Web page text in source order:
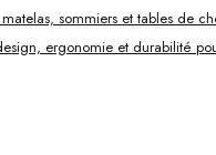
sommiers et tables de
ergonomie et durabilité